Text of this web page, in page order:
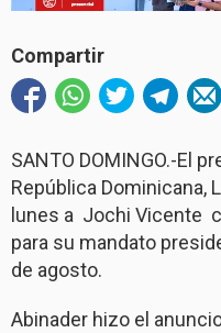
Compartir
SANTO DOMINGO.-El
República Dominicana,
lunes a Jochi Vicente
para su mandato
de agosto.
Abinader hizo el